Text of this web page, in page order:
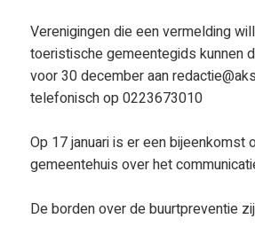
Verenigingen die een vermelding
toeristische gemeentegids kunnen
voor 30 december aan
telefonisch op 0223673010
Op 17 januari is er een bijeenkomst
gemeentehuis over het
De borden over de buurtpreventie